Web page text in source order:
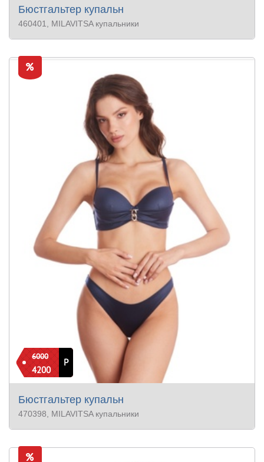
Бюстгальтер купальн
460401 , MILAVITSA купальники
6000
4200
Р
Бюстгальтер купальн
470398 , MILAVITSA купальники